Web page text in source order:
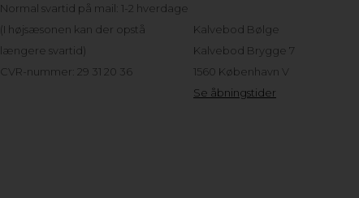
Normal svartid på mail: 1-2 hverdage
(I højsæsonen kan der opstå
længere svartid)
CVR-nummer: 29 31 20 36
Kalvebod Bølge
Kalvebod Brygge 7
1560 København V
Se åbningstider